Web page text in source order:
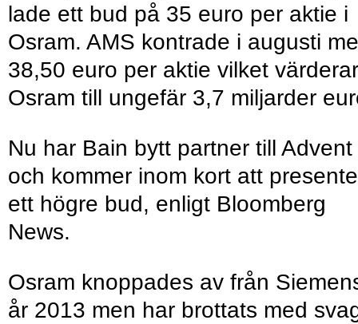
lade ett bud på 35 euro per aktie i
Osram. AMS kontrade i augusti
38,50 euro per aktie vilket värderar
Osram till ungefär 3,7 miljarder
Nu har Bain bytt partner till Advent
och kommer inom kort att
ett högre bud, enligt Bloomberg
News.
Osram knoppades av från
år 2013 men har brottats med